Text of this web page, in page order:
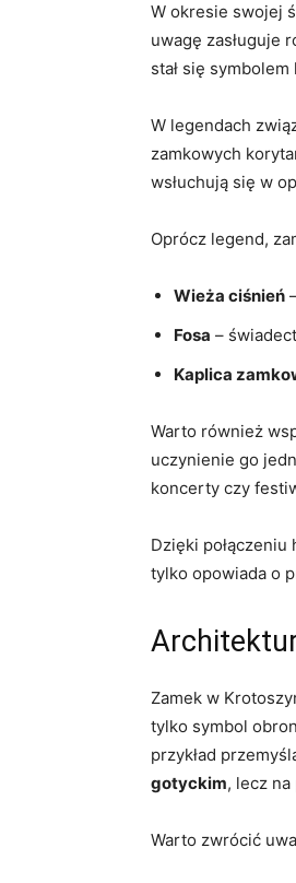
W okresie swojej
uwagę zasługuje
stał się
W legendach
zamkowych
wsłuchują się w
Oprócz legend,
Wieża ciśnień
Fosa –
Kaplica
Warto również
uczynienie go
koncerty czy
Dzięki
tylko opowiada o
Zamek w
tylko symbol
przykład
gotyckim, lecz
Warto zwrócić